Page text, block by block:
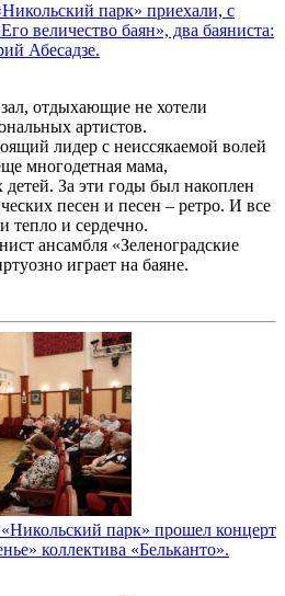
парк» приехали, с
величество баян», два баяниста:
Абесадзе.
отдыхающие не хотели
артистов.
лидер с неиссякаемой волей
многодетная мама,
За эти годы был накоплен
песен и песен – ретро. И все
тепло и сердечно.
ансамбля «Зеленоградские
играет на баяне.
парк» прошел концерт
коллектива «Бельканто».